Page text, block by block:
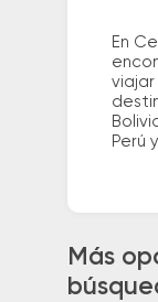
En
viajar
Perú
Más